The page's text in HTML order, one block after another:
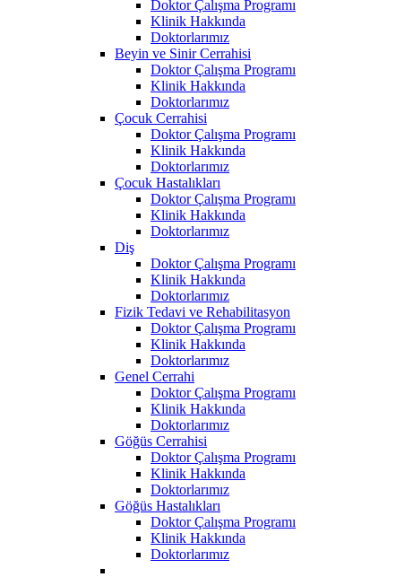
Doktor Çalışma Programı
Klinik Hakkında
Doktorlarımız
Beyin ve Sinir Cerrahisi
Doktor Çalışma Programı
Klinik Hakkında
Doktorlarımız
Çocuk Cerrahisi
Doktor Çalışma Programı
Klinik Hakkında
Doktorlarımız
Çocuk Hastalıkları
Doktor Çalışma Programı
Klinik Hakkında
Doktorlarımız
Diş
Doktor Çalışma Programı
Klinik Hakkında
Doktorlarımız
Fizik Tedavi ve Rehabilitasyon
Doktor Çalışma Programı
Klinik Hakkında
Doktorlarımız
Genel Cerrahi
Doktor Çalışma Programı
Klinik Hakkında
Doktorlarımız
Göğüs Cerrahisi
Doktor Çalışma Programı
Klinik Hakkında
Doktorlarımız
Göğüs Hastalıkları
Doktor Çalışma Programı
Klinik Hakkında
Doktorlarımız